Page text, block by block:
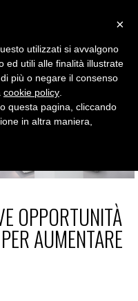
le vendite
OPPORTUNITÀ
AUMENTARE
×
utilizzati si avvalgono
ed utili alle finalità illustrate
più o negare il consenso
cookie policy
questa pagina, cliccando
in altra maniera,